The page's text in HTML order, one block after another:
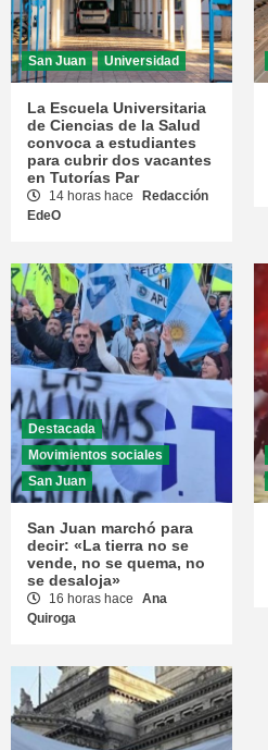
San Juan Universidad
La Escuela Universitaria
de Ciencias de la Salud
convoca a estudiantes
para cubrir dos vacantes
en Tutorías Par
14 horas hace
Redacción
EdeO
Destacada
Movimientos sociales
San Juan
San Juan marchó para
decir: «La tierra no se
vende, no se quema, no
se desaloja»
16 horas hace
Ana
Quiroga